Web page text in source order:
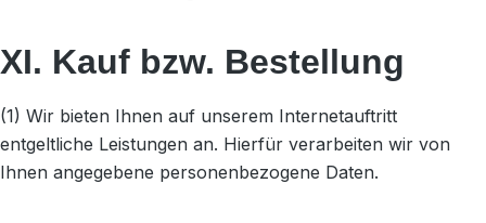
XI. Kauf bzw. Bestellung
(1) Wir bieten Ihnen auf unserem Internetauftritt
entgeltliche Leistungen an. Hierfür verarbeiten wir von
Ihnen angegebene personenbezogene Daten.